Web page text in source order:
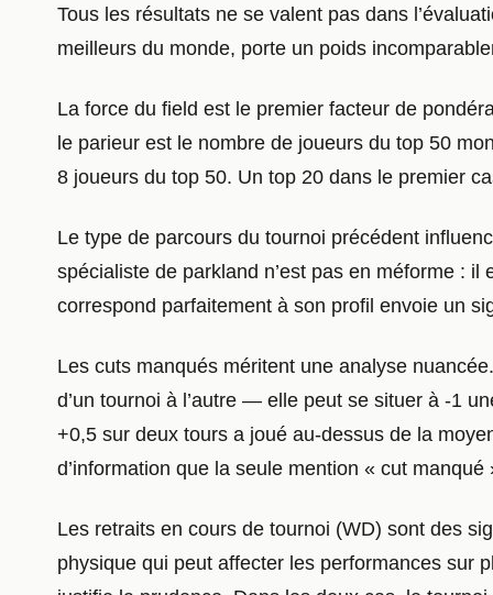
Tous les résultats ne se valent pas dans
meilleurs du monde, porte un poids
La force du field est le premier facteur de
le parieur est le nombre de joueurs du top 50
8 joueurs du top 50. Un top 20 dans le premier
Le type de parcours du tournoi précédent
spécialiste de parkland n’est pas en méforme :
correspond parfaitement à son profil envoie un
Les cuts manqués méritent une analyse
d’un tournoi à l’autre — elle peut se situer à -1
+0,5 sur deux tours a joué au-dessus de la
d’information que la seule mention « cut manqué
Les retraits en cours de tournoi (WD) sont des
physique qui peut affecter les performances sur